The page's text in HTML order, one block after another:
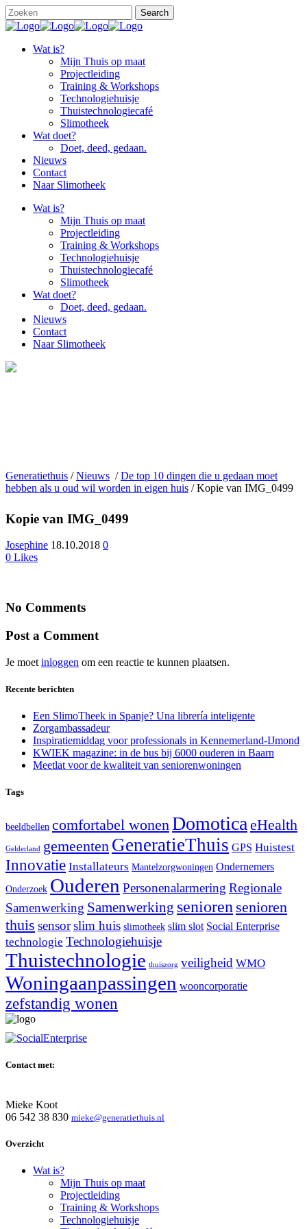
Wat is?
Mijn Thuis op maat
Projectleiding
Training & Workshops
Technologiehuisje
Thuistechnologiecafé
Slimotheek
Wat doet?
Doet, deed, gedaan.
Nieuws
Contact
Naar Slimotheek
Wat is?
Mijn Thuis op maat
Projectleiding
Training & Workshops
Technologiehuisje
Thuistechnologiecafé
Slimotheek
Wat doet?
Doet, deed, gedaan.
Nieuws
Contact
Naar Slimotheek
Generatiethuis /Nieuws /De top 10 dingen die u gedaan moet
hebben als u oud wil worden in eigen huis /Kopie van IMG_0499
Kopie van IMG_0499
Josephine 18.10.2018 0
0 Likes
No Comments
Post a Comment
Je moet inloggen om een reactie te kunnen plaatsen.
Recente berichten
Een SlimoTheek in Spanje? Una librería inteligente
Zorgambassadeur
Inspiratiemiddag voor professionals in Kennemerland-IJmond
KWIEK magazine: in de bus bij 6000 ouderen in Baarn
Meetlat voor de kwaliteit van seniorenwoningen
Tags
beeldbellen comfortabel wonenDomoticaeHealth
Gelderland gemeenten GeneratieThuis GPS Huistest
Innovatie Installateurs Mantelzorgwoningen Ondernemers
Onderzoek Ouderen Personenalarmering Regionale
Samenwerking Samenwerking senioren senioren
thuis sensorslim huis slimotheek slim slot Social Enterprise
technologie Technologiehuisje
Thuistechnologie thuiszorg veiligheid WMO
Woningaanpassingen wooncorporatie
zefstandig wonen
Contact met:
Mieke Koot
06 542 38 830 mieke@generatiethuis.nl
Overzicht
Wat is?
Mijn Thuis op maat
Projectleiding
Training & Workshops
Technologiehuisje